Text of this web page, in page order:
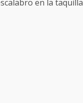
en la taquilla